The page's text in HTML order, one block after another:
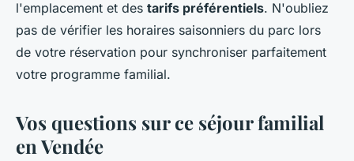
l'emplacement et des tarifs préférentiels. N'oubliez
pas de vérifier les horaires saisonniers du parc lors
de votre réservation pour synchroniser parfaitement
votre programme familial.
Vos questions sur ce séjour familial
en Vendée